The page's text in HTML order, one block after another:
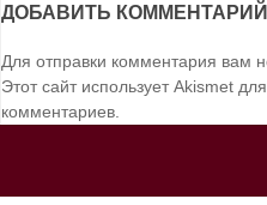
ДОБАВИТЬ КОММЕНТАРИЙ
Для отправки комментария вам
Этот сайт использует Akismet
комментариев.